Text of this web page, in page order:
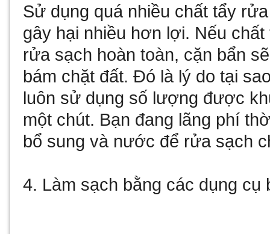
Sử dụng quá nhiều chất tẩy
gây hại nhiều hơn lợi. Nếu
rửa sạch hoàn toàn, cặn bẩn
bám chặt đất. Đó là lý do tại
luôn sử dụng số lượng được
một chút. Bạn đang lãng phí
bổ sung và nước để rửa sạch
4. Làm sạch bằng các dụng cụ